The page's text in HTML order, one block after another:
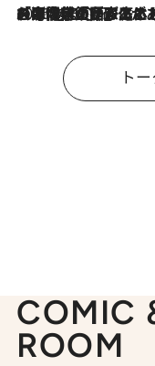
2026.8.3
「今後値上げがあるとすれば…」「リスクがあるのは今年の冬」エネルギー専門家が語る、ホルムズ海峡封鎖が家庭にもたらす“ある心配”
ト
COMIC
ROOM